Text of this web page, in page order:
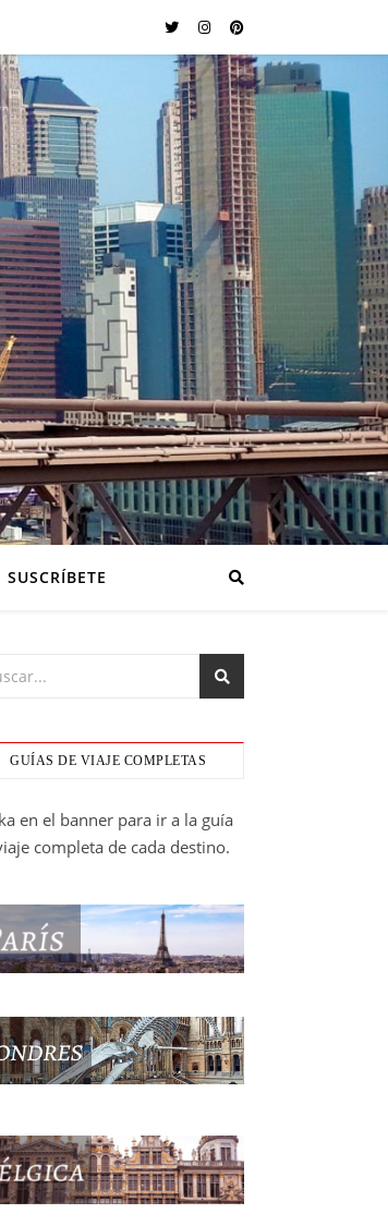
SUSCRÍBETE
GUÍAS DE VIAJE COMPLETAS
en el banner para ir a la guía
completa de cada destino.